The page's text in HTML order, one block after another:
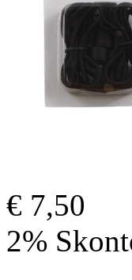
€ 7,50
2%